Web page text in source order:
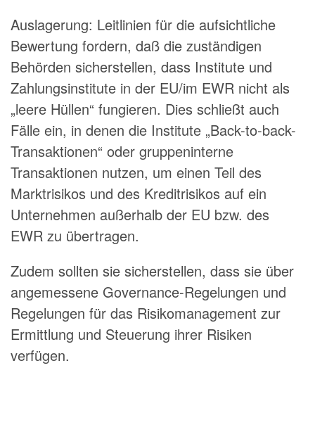
Auslagerung: Leitlinien für die aufsichtliche
Bewertung fordern, daß die zuständigen
Behörden sicherstellen, dass Institute und
Zahlungsinstitute in der EU/im EWR nicht als
„leere Hüllen“ fungieren. Dies schließt auch
Fälle ein, in denen die Institute „Back-to-back-
Transaktionen“ oder gruppeninterne
Transaktionen nutzen, um einen Teil des
Marktrisikos und des Kreditrisikos auf ein
Unternehmen außerhalb der EU bzw. des
EWR zu übertragen.
Zudem sollten sie sicherstellen, dass sie über
angemessene Governance-Regelungen und
Regelungen für das Risikomanagement zur
Ermittlung und Steuerung ihrer Risiken
verfügen.